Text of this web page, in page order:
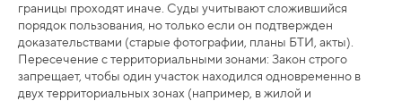
границы проходят иначе. Суды учитывают сложившийся
порядок пользования, но только если он подтвержден
доказательствами (старые фотографии, планы БТИ, акты).
Пересечение с территориальными зонами: Закон строго
запрещает, чтобы один участок находился одновременно в
двух территориальных зонах (например, в жилой и